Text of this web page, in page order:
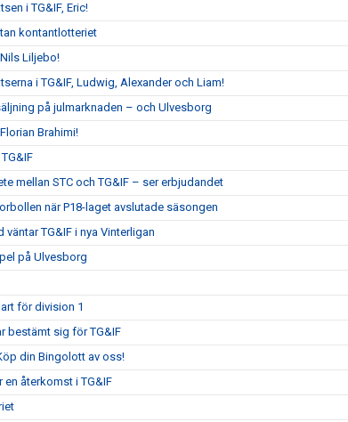
i TG&IF, Eric!
kontantlotteriet
Liljebo!
i TG&IF, Ludwig, Alexander och Liam!
på julmarknaden – och Ulvesborg
Brahimi!
mellan STC och TG&IF – ser erbjudandet
när P18-laget avslutade säsongen
väntar TG&IF i nya Vinterligan
på Ulvesborg
för division 1
bestämt sig för TG&IF
din Bingolott av oss!
en återkomst i TG&IF